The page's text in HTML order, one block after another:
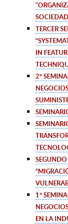
TERCER
IN
2°
“
1°
EN LA